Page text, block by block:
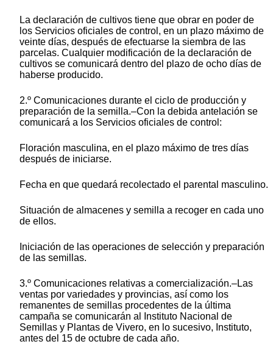
La declaración de cultivos tiene que obrar en poder de
los Servicios oficiales de control, en un plazo máximo de
veinte días, después de efectuarse la siembra de las
parcelas. Cualquier modificación de la declaración de
cultivos se comunicará dentro del plazo de ocho días de
haberse producido.
2.º Comunicaciones durante el ciclo de producción y
preparación de la semilla.–Con la debida antelación se
comunicará a los Servicios oficiales de control:
Floración masculina, en el plazo máximo de tres días
después de iniciarse.
Fecha en que quedará recolectado el parental masculino.
Situación de almacenes y semilla a recoger en cada uno
de ellos.
Iniciación de las operaciones de selección y preparación
de las semillas.
3.º Comunicaciones relativas a comercialización.–Las
ventas por variedades y provincias, así como los
remanentes de semillas procedentes de la última
campaña se comunicarán al Instituto Nacional de
Semillas y Plantas de Vivero, en lo sucesivo, Instituto,
antes del 15 de octubre de cada año.